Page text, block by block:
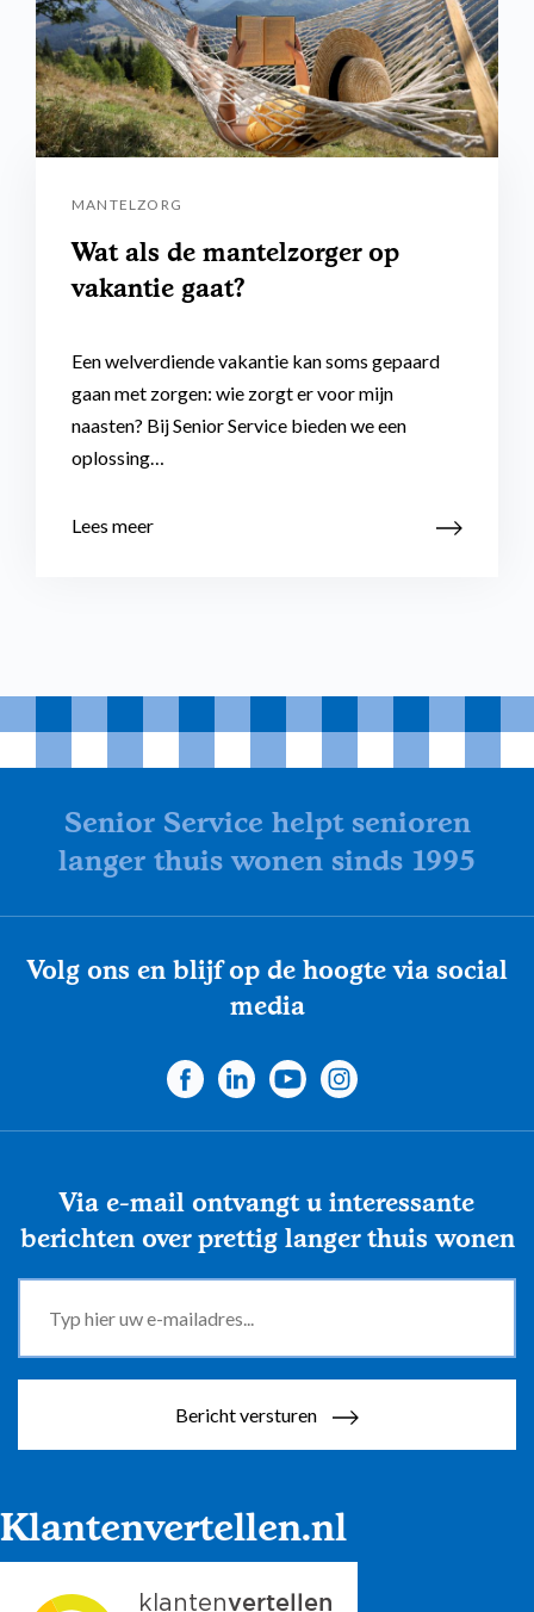
MANTELZORG
Wat als de mantelzorger op
vakantie gaat?
Een welverdiende vakantie kan soms gepaard
gaan met zorgen: wie zorgt er voor mijn
naasten? Bij Senior Service bieden we een
oplossing…
Lees meer
Senior Service helpt senioren
langer thuis wonen sinds 1995
Volg ons en blijf op de hoogte via social
media
Via e-mail ontvangt u interessante
berichten over prettig langer thuis wonen
Bericht versturen
Klantenvertellen.nl